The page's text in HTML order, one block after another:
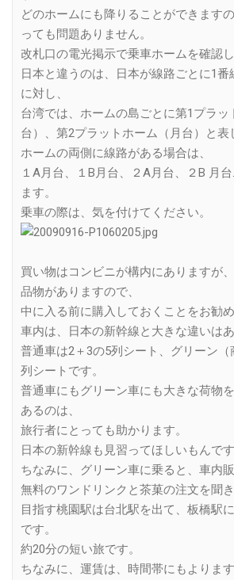
どのホームにも降りることができます
っても問題ありません。
改札口の電光掲示で乗車ホームを確認し
日本と違うのは、日本が線路ごとに1
に対し、
台湾では、ホームの島ごとに第1プラッ
台）、第2プラットホーム（月台）と表
ホームの両側に線路がある場合は、
１A月台、１B月台、２A月台、２B 月
ます。
乗車の際は、気を付けてください。
買い物はコンビニが構内にありますが
品物がありますので、
中に入る前に購入しておくことをお勧め
車内は、日本の新幹線と大きな違いはあ
普通車は2＋3の5列シート、グリーン
列シートです。
普通車にもグリーン車にも大きな荷物
あるのは、
旅行者にとっても助かります。
日本の新幹線も見習ってほしいもんです
ちなみに、グリーン車に乗ると、車内
無料のワンドリンクと茶菓の注文を聞
目指す桃園駅は台北駅を出て、板橋駅
です。
約20分の短い旅です。
ちなみに、運賃は、時間帯にもよりま